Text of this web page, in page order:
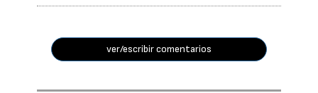
ver/escribir comentarios